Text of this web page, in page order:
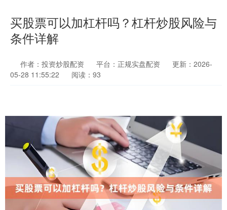
买股票可以加杠杆吗？杠杆炒股风险与
条件详解
作者：投资炒股配资 平台：正规实盘配资
更新：2026-
05-28 11:55:22
阅读：93